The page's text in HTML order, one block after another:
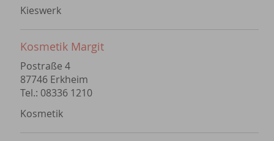
Kieswerk
Kosmetik Margit
Postraße 4
87746 Erkheim
Tel.: 08336 1210
Kosmetik